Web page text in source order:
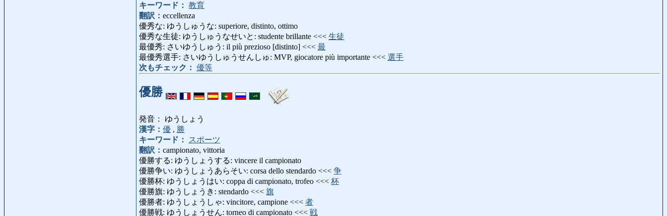
キーワード： 教育
翻訳： eccellenza
優秀な: ゆうしゅうな: superiore, distinto, ottimo
優秀な生徒: ゆうしゅうなせいと: studente brillante <<< 生徒
最優秀: さいゆうしゅう: il più prezioso [distinto] <<< 最
最優秀選手: さいゆうしゅうせんしゅ: MVP, giocatore più importante <<< 選手
次もチェック： 優等
優勝
発音： ゆうしょう
漢字： 優 , 勝
キーワード：
スポーツ
翻訳： campionato, vittoria
優勝する: ゆうしょうする: vincere il campionato
優勝争い: ゆうしょうあらそい: corsa dello stendardo <<< 争
優勝杯: ゆうしょうはい: coppa di campionato, trofeo <<< 杯
優勝旗: ゆうしょうき: stendardo <<< 旗
優勝者: ゆうしょうしゃ: vincitore, campione <<< 者
優勝戦: ゆうしょうせん: torneo di campionato <<< 戦